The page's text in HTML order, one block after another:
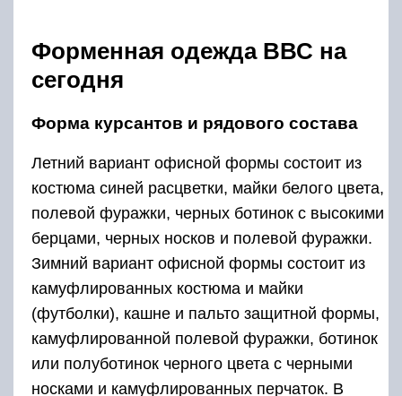
Форменная одежда ВВС на
сегодня
Форма курсантов и рядового состава
Летний вариант офисной формы состоит из
костюма синей расцветки, майки белого цвета,
полевой фуражки, черных ботинок с высокими
берцами, черных носков и полевой фуражки.
Зимний вариант офисной формы состоит из
камуфлированных костюма и майки
(футболки), кашне и пальто защитной формы,
камуфлированной полевой фуражки, ботинок
или полуботинок черного цвета с черными
носками и камуфлированных перчаток. В